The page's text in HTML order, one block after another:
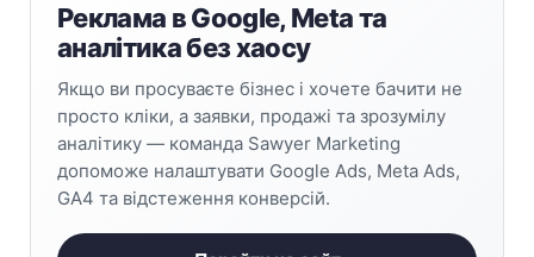
Реклама в Google, Meta та
аналітика без хаосу
Якщо ви просуваєте бізнес і хочете бачити не
просто кліки, а заявки, продажі та зрозумілу
аналітику — команда Sawyer Marketing
допоможе налаштувати Google Ads, Meta Ads,
GA4 та відстеження конверсій.